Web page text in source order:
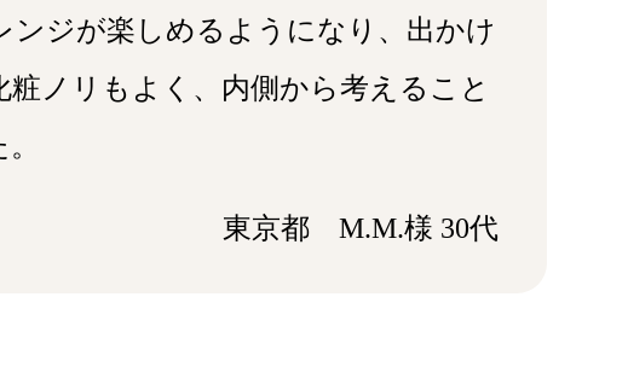
ンジが楽しめるようになり、出かけ
ノリもよく、内側から考えること
東京都 M.M.様 30代